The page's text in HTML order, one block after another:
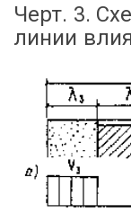
Черт. 3.
линии